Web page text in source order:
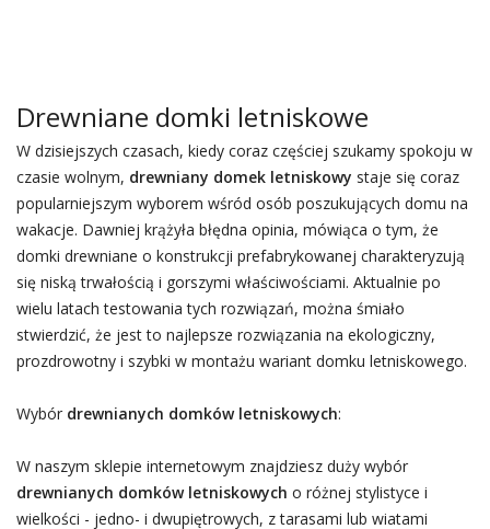
Drewniane domki letniskowe
W dzisiejszych czasach, kiedy coraz częściej szukamy spokoju w
czasie wolnym, drewniany domek letniskowy staje się coraz
popularniejszym wyborem wśród osób poszukujących domu na
wakacje. Dawniej krążyła błędna opinia, mówiąca o tym, że
domki drewniane o konstrukcji prefabrykowanej charakteryzują
się niską trwałością i gorszymi właściwościami. Aktualnie po
wielu latach testowania tych rozwiązań, można śmiało
stwierdzić, że jest to najlepsze rozwiązania na ekologiczny,
prozdrowotny i szybki w montażu wariant domku letniskowego.
Wybór drewnianych domków letniskowych:
W naszym sklepie internetowym znajdziesz duży wybór
drewnianych domków letniskowych o różnej stylistyce i
wielkości - jedno- i dwupiętrowych, z tarasami lub wiatami